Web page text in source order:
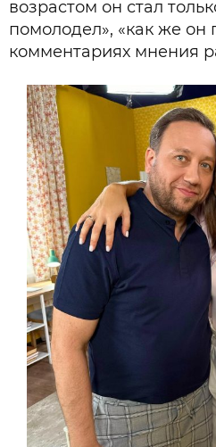
возрастом он стал
помолодел», «как же он
комментариях мнения